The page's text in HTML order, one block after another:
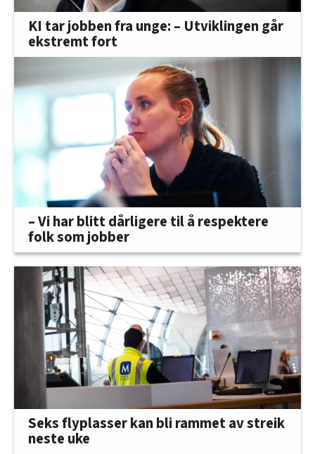
KI tar jobben fra unge: – Utviklingen går
ekstremt fort
– Vi har blitt dårligere til å respektere
folk som jobber
Seks flyplasser kan bli rammet av streik
neste uke